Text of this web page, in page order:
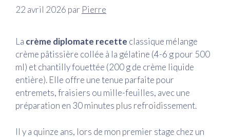
22 avril 2026 par Pierre
La crème diplomate recette classique mélange
crème pâtissière collée à la gélatine (4-6 g pour 500
ml) et chantilly fouettée (200 g de crème liquide
entière). Elle offre une tenue parfaite pour
entremets, fraisiers ou mille-feuilles, avec une
préparation en 30 minutes plus refroidissement.
Il y a quinze ans, lors de mon premier stage chez un